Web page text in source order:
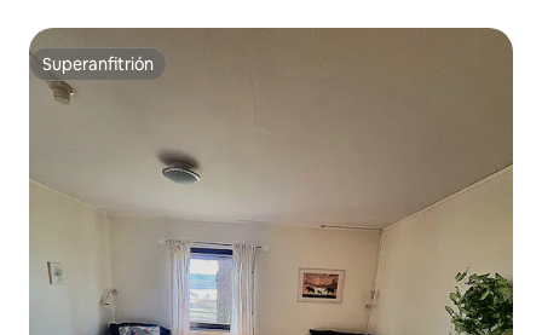
Superanfitrión
Superanfitrión